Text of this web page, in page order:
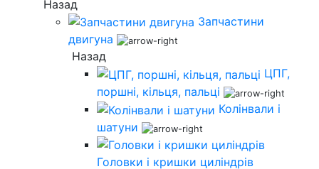
Назад
Запчастини
двигуна
Назад
ЦПГ,
поршні, кільця, пальці
Колінвали і
шатуни
Головки і кришки циліндрів